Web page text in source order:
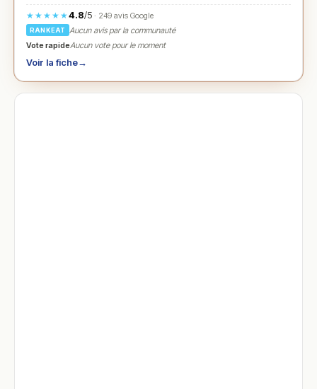
★★★★★4.8/5· 249 avis Google
RANKEAT
Aucun avis par la communauté
Vote rapideAucun vote pour le moment
Voir la fiche→